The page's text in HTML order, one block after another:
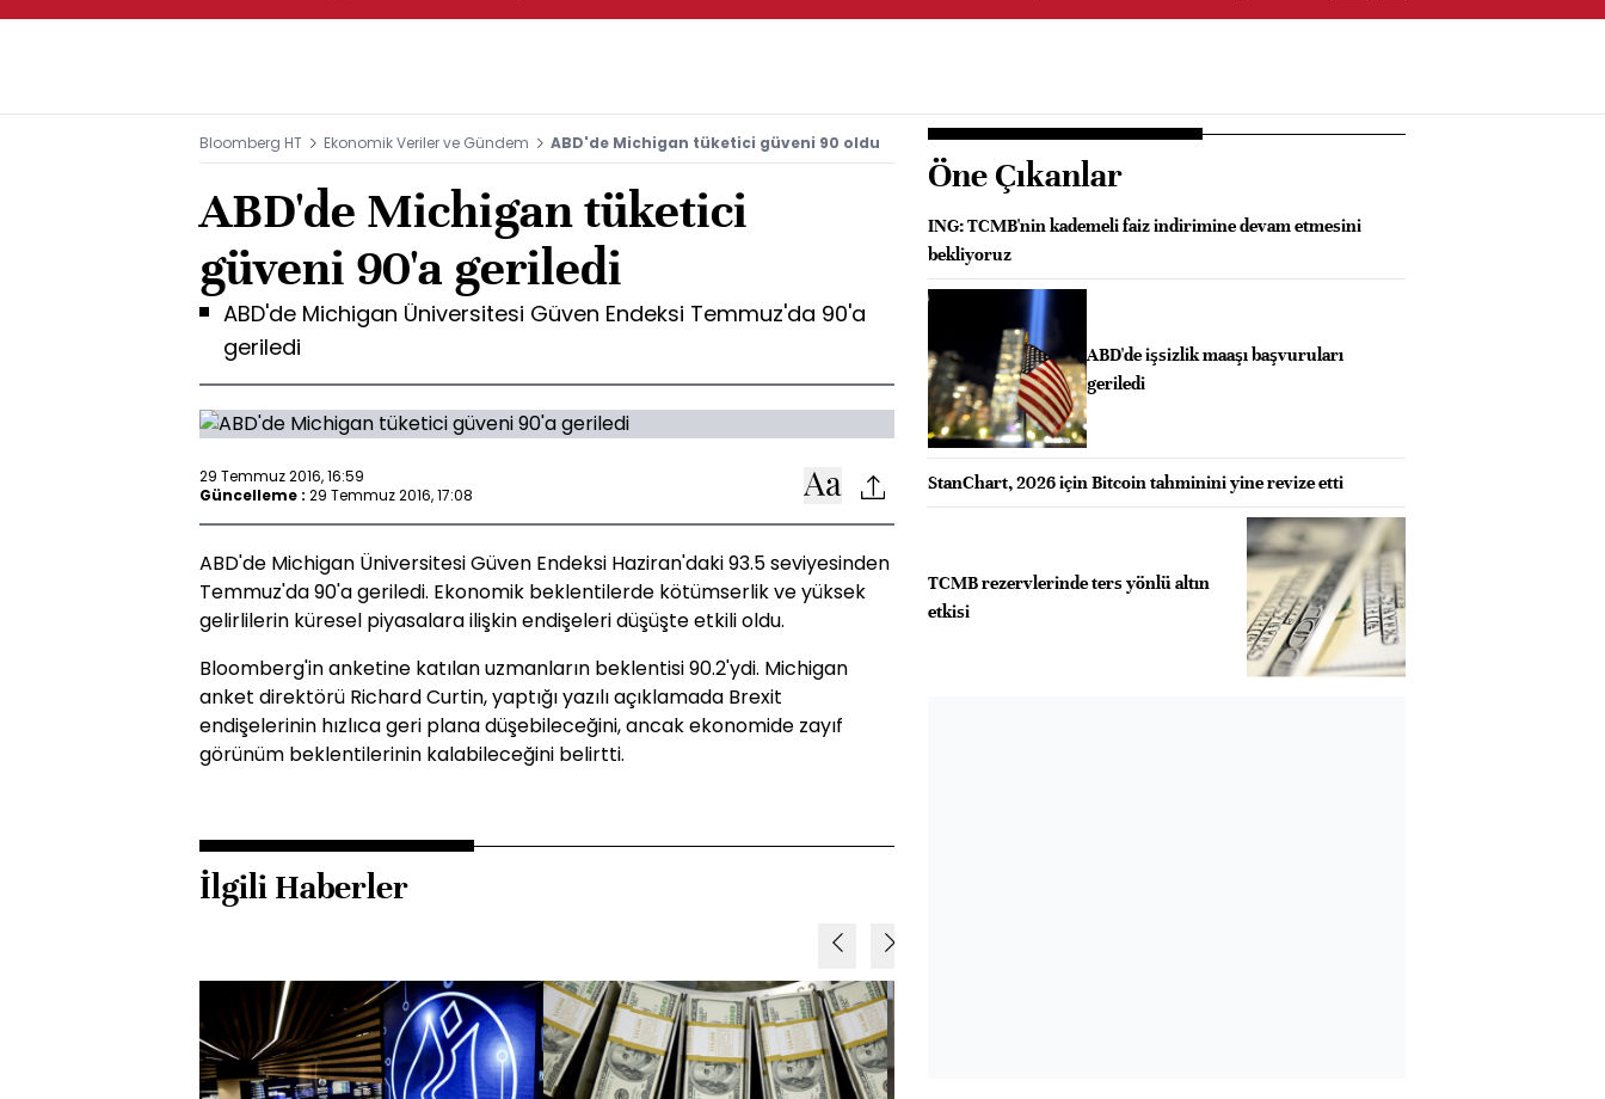
Bloomberg HT Ekonomik Veriler ve Gündem ABD'de Michigan tüketici güveni 90 oldu
ABD'de Michigan tüketici
güveni 90'a geriledi
ABD'de Michigan Üniversitesi Güven Endeksi Temmuz'da 90'a
geriledi
29 Temmuz 2016, 16:59
Güncelleme : 29 Temmuz 2016, 17:08
ABD'de Michigan Üniversitesi Güven Endeksi Haziran'daki 93.5 seviyesinden
Temmuz'da 90'a geriledi. Ekonomik beklentilerde kötümserlik ve yüksek
gelirlilerin küresel piyasalara ilişkin endişeleri düşüşte etkili oldu.
Bloomberg'in anketine katılan uzmanların beklentisi 90.2'ydi. Michigan
anket direktörü Richard Curtin, yaptığı yazılı açıklamada Brexit
endişelerinin hızlıca geri plana düşebileceğini, ancak ekonomide zayıf
görünüm beklentilerinin kalabileceğini belirtti.
İlgili Haberler
Öne Çıkanlar
ING: TCMB'nin kademeli faiz indirimine devam etmesini
bekliyoruz
ABD'de işsizlik maaşı başvuruları
geriledi
StanChart, 2026 için Bitcoin tahminini yine revize etti
TCMB rezervlerinde ters yönlü altın
etkisi